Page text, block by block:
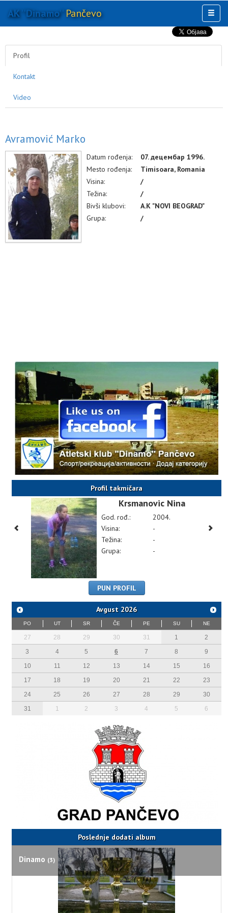
AK ''Dinamo'' Pančevo
OSTALO
Profil
Kontakt
Video
Avramović Marko
Datum rođenja:
07. децембар 1996.
Mesto rođenja:
Timisoara, Romania
Visina:
/
Težina:
/
Bivši klubovi:
A.K "NOVI BEOGRAD"
Grupa:
/
Profil takmičara
Krsmanovic Nina
God. rođ.:
2004.
Visina:
-
Težina:
-
Grupa:
-
PUN PROFIL
Avgust 2026
PO UT SR ČE PE SU NE
27 28 29 30 31 1
2
3
4 5 6 7 8
9
10
11 12 13 14 15
16
17
18 19 20 21 22
23
24
25 26 27 28 29
30
31
1 2 3 4 5 6
Poslednje dodati album
Dinamo (3)